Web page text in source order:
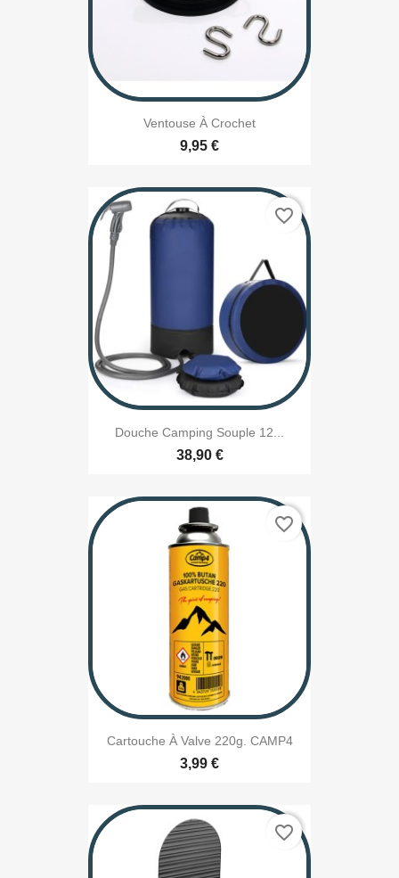
Ventouse À Crochet
9,95 €
Douche Camping Souple 12...
38,90 €
favorite_border
Cartouche À Valve 220g. CAMP4
3,99 €
favorite_border
favorite_border